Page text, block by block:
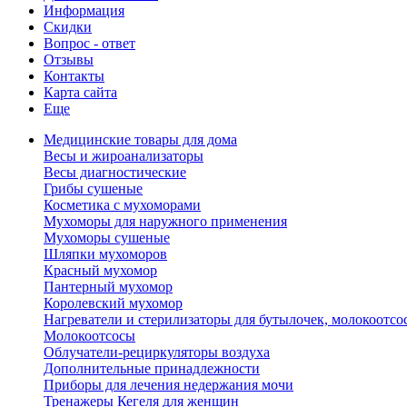
Информация
Скидки
Вопрос - ответ
Отзывы
Контакты
Карта сайта
Еще
Медицинские товары для дома
Весы и жироанализаторы
Весы диагностические
Грибы сушеные
Косметика с мухоморами
Мухоморы для наружного применения
Мухоморы сушеные
Шляпки мухоморов
Красный мухомор
Пантерный мухомор
Королевский мухомор
Нагреватели и стерилизаторы для бутылочек,
Молокоотсосы
Облучатели-рециркуляторы воздуха
Дополнительные принадлежности
Приборы для лечения недержания мочи
Тренажеры Кегеля для женщин